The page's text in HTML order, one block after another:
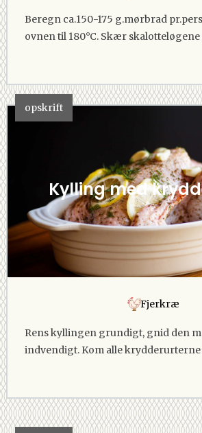
Beregn ca.150-175 g.mørbrad
ovnen til 180°C. Skær skalotteløgene
opskrift
Kylling med
Fjerkræ
Rens kyllingen grundigt, gnid den
indvendigt. Kom alle krydderurterne